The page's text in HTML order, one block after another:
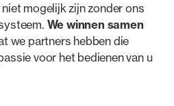
mogelijk zijn zonder ons
We winnen samen
we partners hebben die
voor het bedienen van u